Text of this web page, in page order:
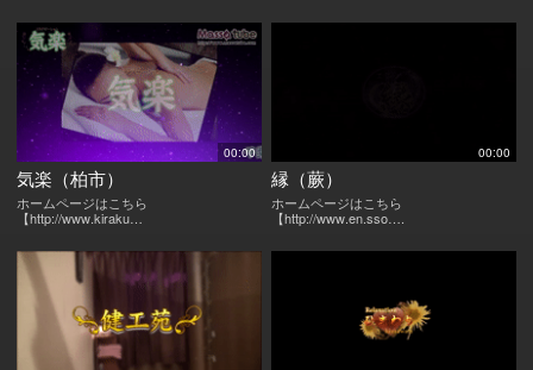
00:00
気楽（柏市）
ホームページはこちら
【http://www.kiraku…
00:00
縁（蕨）
ホームページはこちら
【http://www.en.sso….